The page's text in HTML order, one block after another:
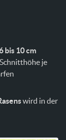
bis 10 cm
je
wird in der